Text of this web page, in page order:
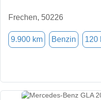
Frechen, 50226
9.900 km Benzin 120